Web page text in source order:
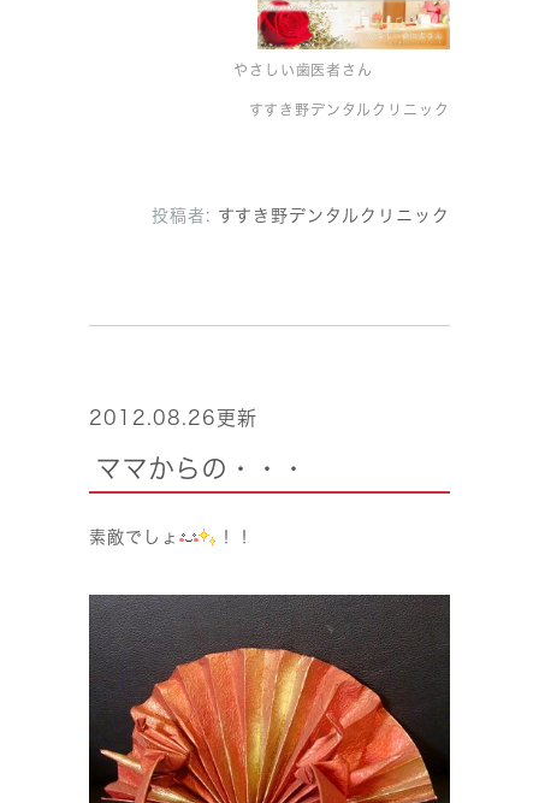
やさしい歯医者さん
すすき野デンタルクリニック
投稿者: すすき野デンタルクリニック
2012.08.26更新
ママからの・・・
素敵でしょ ！！